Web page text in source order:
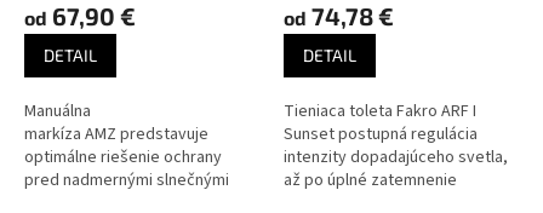
od 67,90 €
DETAIL
Manuálna
markíza AMZ predstavuje
optimálne riešenie ochrany
pred nadmernými slnečnými
od 74,78 €
DETAIL
Tieniaca toleta Fakro ARF I
Sunset postupná regulácia
intenzity dopadajúceho svetla,
až po úplné zatemnenie